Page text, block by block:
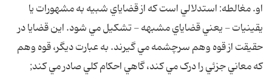
او. مغالطه: استدلالي است که از قضاياي شبيه به مشهورات يا
يقينيات - يعني قضاياي مشبهه - تشکيل مي شود. اين قضايا در
حقيقت از قوه وهم سرچشمه مي گيرند. به عبارت ديگر، قوه وهم
که معاني جزئي را درک مي کند، گاهي احکام کلي صادر مي کند;